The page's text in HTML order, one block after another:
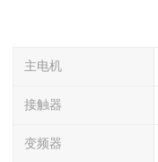
主电机
接触器
变频器